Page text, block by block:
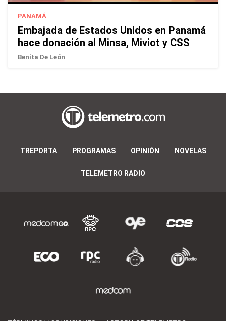
PANAMÁ
Embajada de Estados Unidos en Panamá
hace donación al Minsa, Miviot y CSS
Benita De León
TREPORTA PROGRAMAS OPINIÓN NOVELAS
TELEMETRO RADIO